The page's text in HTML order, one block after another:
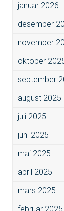
januar 2026
desember
november
oktober
september
august 2025
juli 2025
juni 2025
mai 2025
april 2025
mars 2025
februar 2025